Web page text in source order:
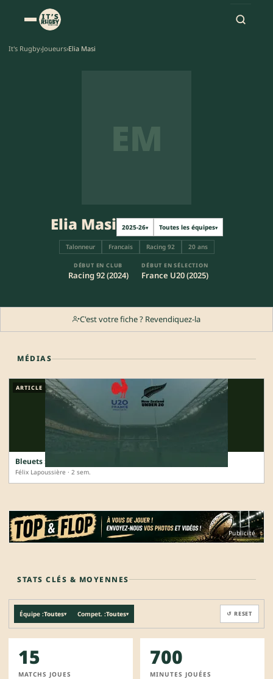
It's Rugby›Joueurs›Elia Masi
EM
Elia Masi 2025-26▾ Toutes les équipes▾
Talonneur Francais Racing 92 20 ans
DÉBUT EN CLUB
Racing 92 (2024)
DÉBUT EN SÉLECTION
France U20 (2025)
C'est votre fiche ? Revendiquez-la
MÉDIAS
ARTICLE
Bleuets : un Mondial magnifique, une finale qui échappe
Félix Lapoussière · 2 sem.
Publicité
STATS CLÉS & MOYENNES
Équipe :Toutes▾ Compet. :Toutes▾ ↺ RESET
15
MATCHS JOUES
700
MINUTES JOUÉES